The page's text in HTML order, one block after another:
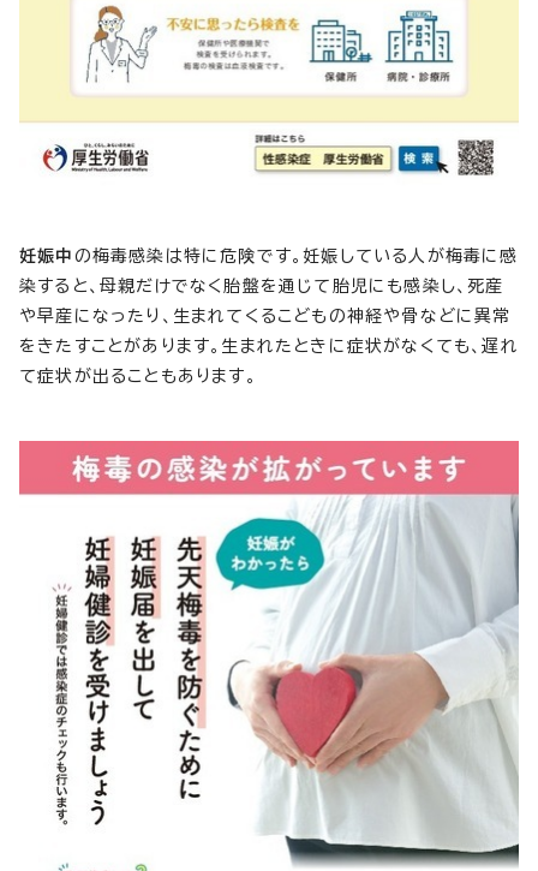
妊娠中 の梅毒感染は特に危険です。妊娠している人が梅毒に感
染すると、母親だけでなく胎盤を通じて胎児にも感染し、死産
や早産になったり、生まれてくるこどもの神経や骨などに異常
をきたすことがあります。生まれたときに症状がなくても、遅れ
て症状が出ることもあります。